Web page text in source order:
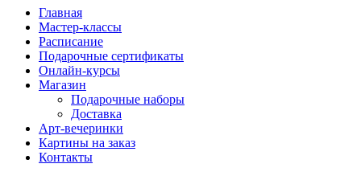
Главная
Мастер-классы
Расписание
Подарочные сертификаты
Онлайн-курсы
Магазин
Подарочные наборы
Доставка
Арт-вечеринки
Картины на заказ
Контакты